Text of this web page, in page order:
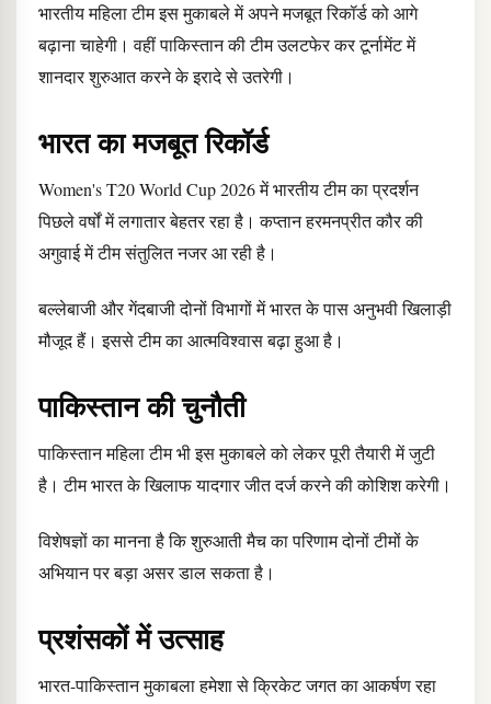
भारतीय महिला टीम इस मुकाबले में अपने मजबूत रिकॉर्ड को आगे
बढ़ाना चाहेगी। वहीं पाकिस्तान की टीम उलटफेर कर टूर्नामेंट में
शानदार शुरुआत करने के इरादे से उतरेगी।
भारत का मजबूत रिकॉर्ड
Women's T20 World Cup 2026 में भारतीय टीम का प्रदर्शन
पिछले वर्षों में लगातार बेहतर रहा है। कप्तान हरमनप्रीत कौर की
अगुवाई में टीम संतुलित नजर आ रही है।
बल्लेबाजी और गेंदबाजी दोनों विभागों में भारत के पास अनुभवी खिलाड़ी
मौजूद हैं। इससे टीम का आत्मविश्वास बढ़ा हुआ है।
पाकिस्तान की चुनौती
पाकिस्तान महिला टीम भी इस मुकाबले को लेकर पूरी तैयारी में जुटी
है। टीम भारत के खिलाफ यादगार जीत दर्ज करने की कोशिश करेगी।
विशेषज्ञों का मानना है कि शुरुआती मैच का परिणाम दोनों टीमों के
अभियान पर बड़ा असर डाल सकता है।
प्रशंसकों में उत्साह
भारत-पाकिस्तान मुकाबला हमेशा से क्रिकेट जगत का आकर्षण रहा